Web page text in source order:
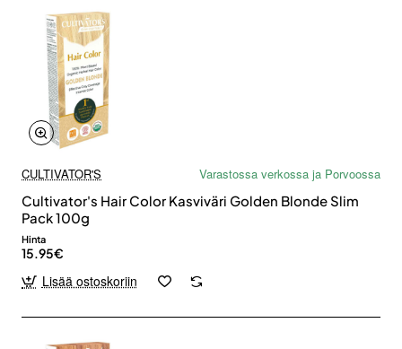
CULTIVATOR'S
Varastossa verkossa ja Porvoossa
Cultivator's Hair Color Kasviväri Golden Blonde Slim
Pack 100g
Hinta
15.95€
Lisää ostoskoriin